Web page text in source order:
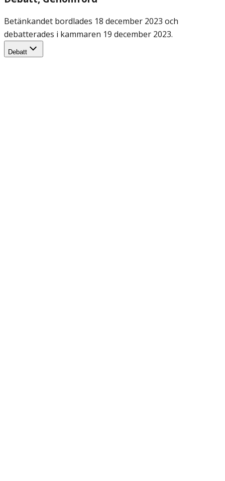
Betänkandet bordlades 18 december 2023 och
debatterades i kammaren 19 december 2023.
Debatt